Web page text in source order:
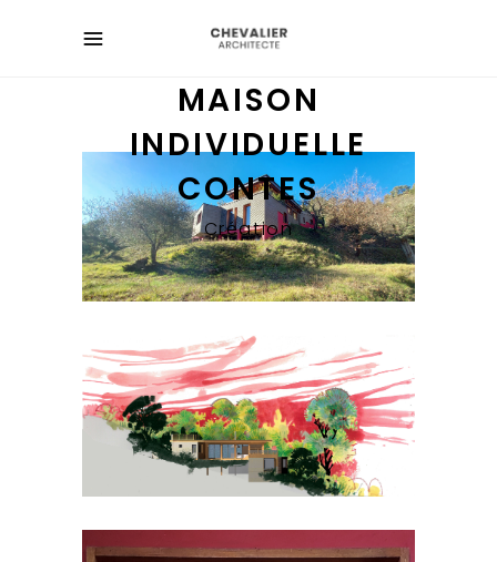
MAISON
INDIVIDUELLE
CONTES
Création